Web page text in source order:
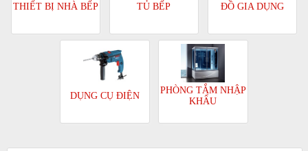
THIẾT BỊ NHÀ BẾP TỦ BẾP ĐỒ GIA DỤNG
DỤNG CỤ ĐIỆN
PHÒNG TẮM NHẬP
KHẨU